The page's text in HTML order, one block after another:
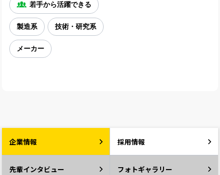
若手から活躍できる
製造系 技術・研究系
メーカー
企業情報 採用情報
先輩インタビュー フォトギャラリー